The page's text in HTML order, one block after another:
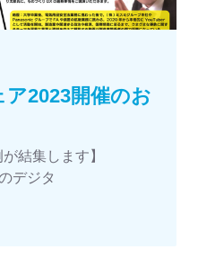
2023開催のお
結集します】
デジタ